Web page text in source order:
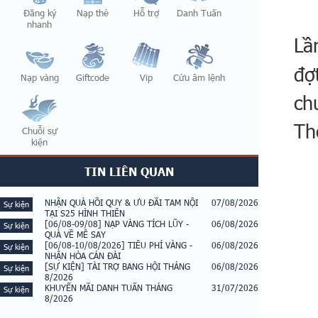
Đăng ký
nhanh
Nạp thẻ Hỗ trợ Danh Tuấn
Nạp vàng Giftcode Vip Cửu âm lệnh
Chuỗi sự
kiện
TIN LIÊN QUAN
Sự kiện
NHẬN QUÀ HỒI QUY & ƯU ĐÃI TAM NỘI
TẠI S25 HÌNH THIÊN
07/08/2026
Sự kiện
[06/08-09/08] NẠP VÀNG TÍCH LŨY -
QUÀ VỀ MÊ SAY
06/08/2026
Sự kiện
[06/08-10/08/2026] TIÊU PHÍ VÀNG -
NHẬN HỎA CÁN ĐÀI
06/08/2026
Sự kiện
[SỰ KIỆN] TÀI TRỢ BANG HỘI THÁNG
8/2026
06/08/2026
Sự kiện
KHUYẾN MÃI DANH TUẤN THÁNG
8/2026
31/07/2026